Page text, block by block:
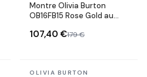
Montre Olivia Burton
OB16FB15 Rose Gold au
107,40 €179 €
En stock
OLIVIA BURTON